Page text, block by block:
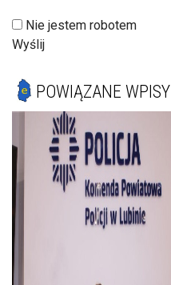
Nie jestem robotem
Wyślij
POWIĄZANE WPISY